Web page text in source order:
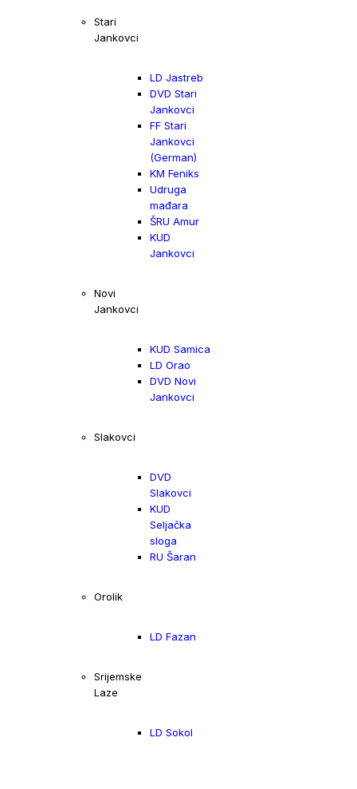
Stari
Jankovci
LD Jastreb
DVD Stari
Jankovci
FF Stari
Jankovci
(German)
KM Feniks
Udruga
mađara
ŠRU Amur
KUD
Jankovci
Novi
Jankovci
KUD Samica
LD Orao
DVD Novi
Jankovci
Slakovci
DVD
Slakovci
KUD
Seljačka
sloga
RU Šaran
Orolik
LD Fazan
Srijemske
Laze
LD Sokol